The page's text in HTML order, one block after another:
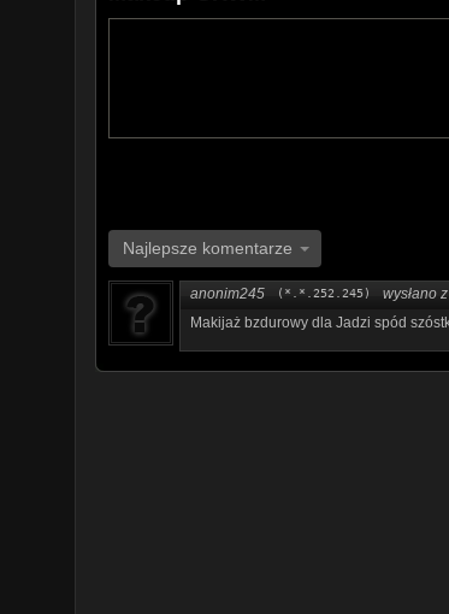
Najlepsze komentarze
anonim245 (*.*.252.245) wysłano
Makijaż bzdurowy dla Jadzi spód